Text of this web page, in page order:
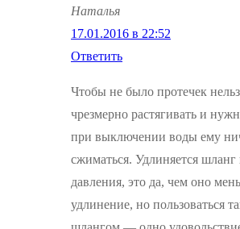
Наталья
17.01.2016 в 22:52
Ответить
Чтобы не было протечек
чрезмерно растягивать и
при выключении воды ему
сжиматься. Удлиняется шланг
давления, это да, чем оно
удлинение, но пользоваться